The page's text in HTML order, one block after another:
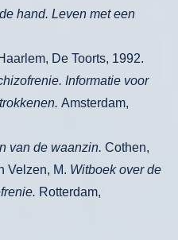
hand. Le­ven met een
De Toorts, 1992.
Informatie voor
Amsterdam,
van de waanzin. Cothen,
Velzen, M. Witboek over de
Rot­terdam,